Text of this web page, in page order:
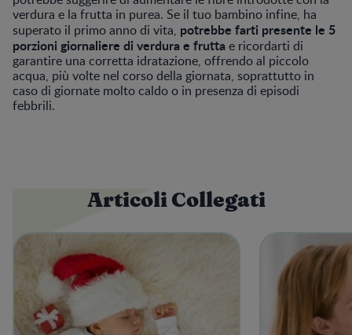
verdura e la frutta in purea. Se il tuo bambino infine, ha
superato il primo anno di vita, potrebbe farti presente le 5
porzioni giornaliere di verdura e fruttae ricordarti di
garantire una corretta idratazione, offrendo al piccolo
acqua, più volte nel corso della giornata, soprattutto in
caso di giornate molto caldo o in presenza di episodi
febbrili.
Articoli Collegati